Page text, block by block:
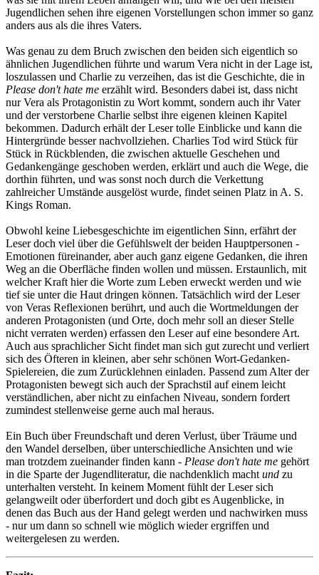
Jugendlichen sehen ihre eigenen Vorstellungen schon immer so ganz
anders aus als die ihres Vaters.
Was genau zu dem Bruch zwischen den beiden sich eigentlich so
ähnlichen Jugendlichen führte und warum Vera nicht in der Lage ist,
loszulassen und Charlie zu verzeihen, das ist die Geschichte, die in
Please don't hate me erzählt wird. Besonders dabei ist, dass nicht
nur Vera als Protagonistin zu Wort kommt, sondern auch ihr Vater
und der verstorbene Charlie selbst ihre eigenen kleinen Kapitel
bekommen. Dadurch erhält der Leser tolle Einblicke und kann die
Hintergründe besser nachvollziehen. Charlies Tod wird Stück für
Stück in Rückblenden, die zwischen aktuelle Geschehen und
Gedankengänge geschoben werden, erklärt und auch die Wege, die
dorthin führten, und was sonst noch durch die Verkettung
zahlreicher Umstände ausgelöst wurde, findet seinen Platz in A. S.
Kings Roman.
Obwohl keine Liebesgeschichte im eigentlichen Sinn, erfährt der
Leser doch viel über die Gefühlswelt der beiden Hauptpersonen -
Emotionen füreinander, aber auch ganz eigene Gedanken, die ihren
Weg an die Oberfläche finden wollen und müssen. Erstaunlich, mit
welcher Kraft hier die Worte zum Leben erweckt werden und wie
tief sie unter die Haut dringen können. Tatsächlich wird der Leser
von Veras Reflexionen berührt, und auch die Wortmeldungen der
anderen Protagonisten (und Orte, doch mehr soll an dieser Stelle
nicht verraten werden) erfassen den Leser auf eine besondere Art.
Auch aus sprachlicher Sicht findet man sich gut zurecht und verliert
sich des Öfteren in kleinen, aber sehr schönen Wort-Gedanken-
Spielereien, die zum Zurücklehnen einladen. Passend zum Alter der
Protagonisten bewegt sich auch der Sprachstil auf einem leicht
verständlichen, aber nicht zu einfachen Niveau, sondern fordert
zumindest stellenweise gerne auch mal heraus.
Ein Buch über Freundschaft und deren Verlust, über Träume und
den Wandel derselben, über unterschiedliche Ansichten und wie
man trotzdem zueinander finden kann - Please don't hate me gehört
in die Sparte der Jugendliteratur, die nachdenklich macht und zu
unterhalten versteht. In keinem Moment fühlt der Leser sich
gelangweilt oder überfordert und doch gibt es Augenblicke, in
denen das Buch aus der Hand gelegt werden und nachwirken muss
- nur um dann so schnell wie möglich wieder ergriffen und
weitergelesen zu werden.